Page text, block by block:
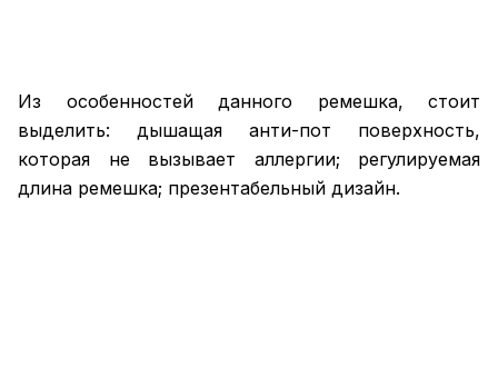
Из особенностей данного ремешка, стоит
выделить: дышащая анти-пот поверхность,
которая не вызывает аллергии; регулируемая
длина ремешка; презентабельный дизайн.